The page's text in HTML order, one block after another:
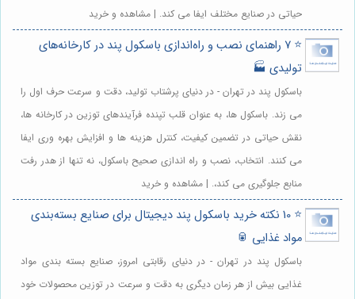
حیاتی در صنایع مختلف ایفا می کند. | مشاهده و خرید
⭐️ 7 راهنمای نصب و راه‌اندازی باسکول پند در کارخانه‌های
تولیدی 🏭
باسکول پند در تهران - در دنیای پرشتاب تولید، دقت و سرعت حرف اول را
می زند. باسکول ها، به عنوان قلب تپنده فرآیندهای توزین در کارخانه ها،
نقش حیاتی در تضمین کیفیت، کنترل هزینه ها و افزایش بهره وری ایفا
می کنند. انتخاب، نصب و راه اندازی صحیح باسکول، نه تنها از هدر رفت
منابع جلوگیری می کند،. | مشاهده و خرید
⭐️ 10 نکته خرید باسکول پند دیجیتال برای صنایع بسته‌بندی
مواد غذایی 🥫
باسکول پند در تهران - در دنیای رقابتی امروز، صنایع بسته بندی مواد
غذایی بیش از هر زمان دیگری به دقت و سرعت در توزین محصولات خود